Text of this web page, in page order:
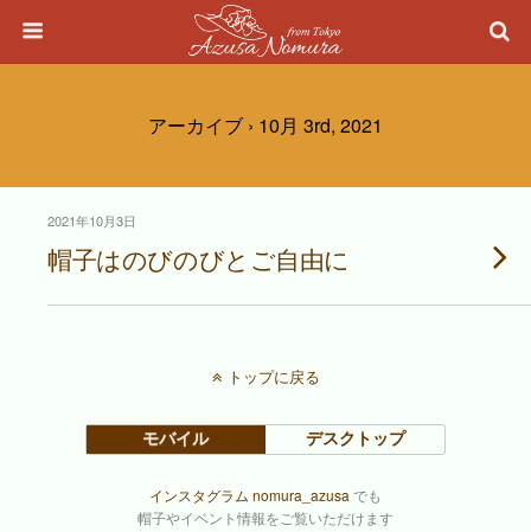
アーカイブ › 10月 3rd, 2021
2021年10月3日
帽子はのびのびとご自由に
トップに戻る
モバイル デスクトップ
インスタグラム nomura_azusa でも
帽子やイベント情報をご覧いただけます